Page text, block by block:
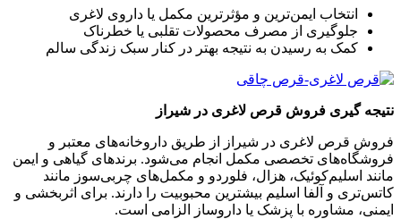
انتخاب ایمن‌ترین و مؤثرترین مکمل یا داروی لاغری
جلوگیری از مصرف محصولات تقلبی یا خطرناک
کمک به رسیدن به نتیجه بهتر در کنار سبک زندگی سالم
نتیجه گیری فروش قرص لاغری در شیراز
فروش قرص لاغری در شیراز از طریق داروخانه‌های معتبر و
فروشگاه‌های تخصصی مکمل انجام می‌شود. برندهای گیاهی و ایمن
مانند اسلیم‌کوئیک، هزال، فلوردو و مکمل‌های چربی‌سوز مانند
کاتس‌تری و آلفا اسلیم بیشترین محبوبیت را دارند. برای اثربخشی و
ایمنی، مشاوره با پزشک یا داروساز الزامی است.